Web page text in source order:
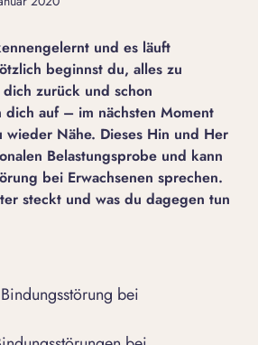
und es läuft
beginnst du, alles zu
zurück und schon
auf – im nächsten Moment
wieder Nähe. Dieses Hin und Her
Belastungsprobe und kann
bei Erwachsenen sprechen.
steckt und was du dagegen tun
bei